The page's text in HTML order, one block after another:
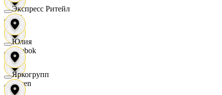
RE
Reebok
Seven
Экспресс Ритейл
Юлия
Яркогрупп